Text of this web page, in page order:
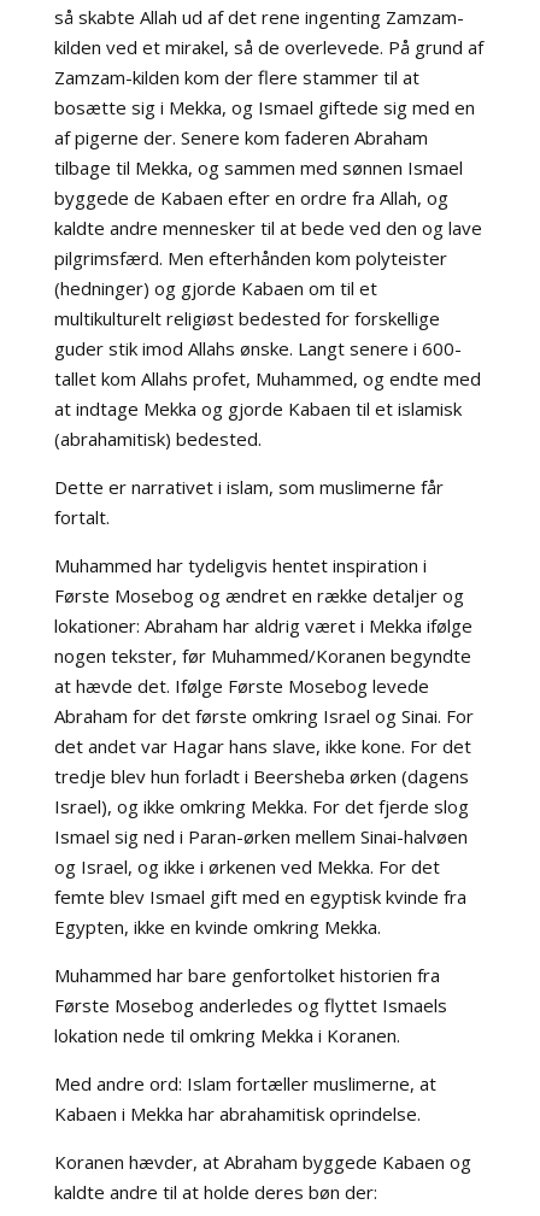
så skabte Allah ud af det rene ingenting Zamzam-
kilden ved et mirakel, så de overlevede. På grund af
Zamzam-kilden kom der flere stammer til at
bosætte sig i Mekka, og Ismael giftede sig med en
af pigerne der. Senere kom faderen Abraham
tilbage til Mekka, og sammen med sønnen Ismael
byggede de Kabaen efter en ordre fra Allah, og
kaldte andre mennesker til at bede ved den og lave
pilgrimsfærd. Men efterhånden kom polyteister
(hedninger) og gjorde Kabaen om til et
multikulturelt religiøst bedested for forskellige
guder stik imod Allahs ønske. Langt senere i 600-
tallet kom Allahs profet, Muhammed, og endte med
at indtage Mekka og gjorde Kabaen til et islamisk
(abrahamitisk) bedested.
Dette er narrativet i islam, som muslimerne får
fortalt.
Muhammed har tydeligvis hentet inspiration i
Første Mosebog og ændret en række detaljer og
lokationer: Abraham har aldrig været i Mekka ifølge
nogen tekster, før Muhammed/Koranen begyndte
at hævde det. Ifølge Første Mosebog levede
Abraham for det første omkring Israel og Sinai. For
det andet var Hagar hans slave, ikke kone. For det
tredje blev hun forladt i Beersheba ørken (dagens
Israel), og ikke omkring Mekka. For det fjerde slog
Ismael sig ned i Paran-ørken mellem Sinai-halvøen
og Israel, og ikke i ørkenen ved Mekka. For det
femte blev Ismael gift med en egyptisk kvinde fra
Egypten, ikke en kvinde omkring Mekka.
Muhammed har bare genfortolket historien fra
Første Mosebog anderledes og flyttet Ismaels
lokation nede til omkring Mekka i Koranen.
Med andre ord: Islam fortæller muslimerne, at
Kabaen i Mekka har abrahamitisk oprindelse.
Koranen hævder, at Abraham byggede Kabaen og
kaldte andre til at holde deres bøn der: